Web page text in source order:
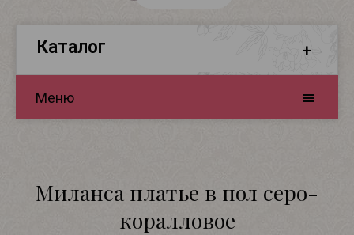
Каталог
Меню
Миланса платье в пол серо-
коралловое